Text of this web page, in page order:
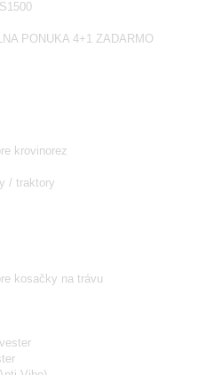
PONUKA 4+1 ZADARMO
krovinorez
/ traktory
kosačky na trávu